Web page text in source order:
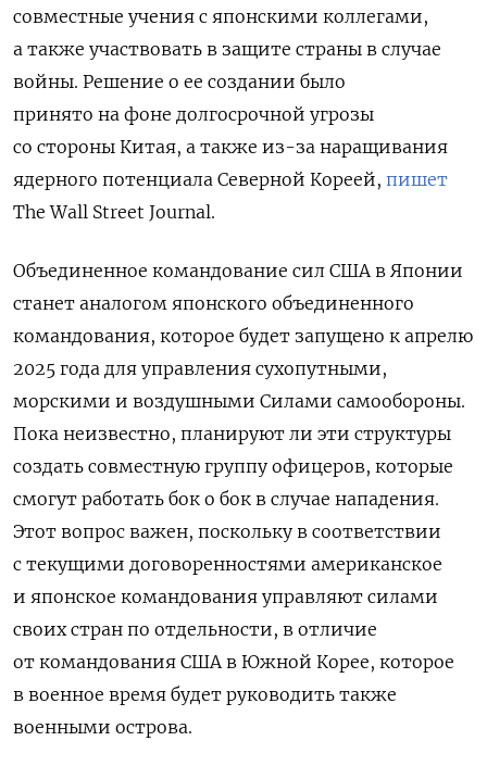
совместные учения с японскими коллегами,
а также участвовать в защите страны в случае
войны. Решение о ее создании было
принято на фоне долгосрочной угрозы
со стороны Китая, а также из-за наращивания
ядерного потенциала Северной Кореей, пишет
The Wall Street Journal.
Объединенное командование сил США в Японии
станет аналогом японского объединенного
командования, которое будет запущено к апрелю
2025 года для управления сухопутными,
морскими и воздушными Силами самообороны.
Пока неизвестно, планируют ли эти структуры
создать совместную группу офицеров, которые
смогут работать бок о бок в случае нападения.
Этот вопрос важен, поскольку в соответствии
с текущими договоренностями американское
и японское командования управляют силами
своих стран по отдельности, в отличие
от командования США в Южной Корее, которое
в военное время будет руководить также
военными острова.